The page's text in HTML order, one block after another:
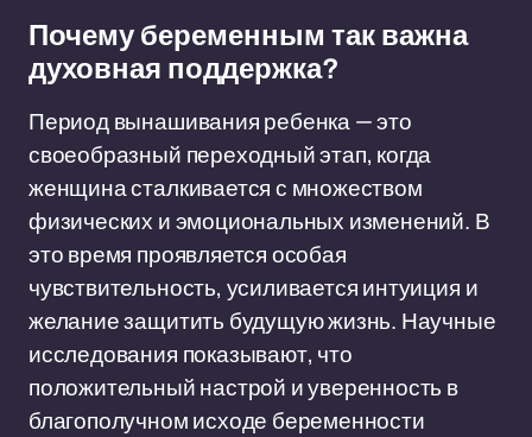
Почему беременным так важна
духовная поддержка?
Период вынашивания ребенка — это
своеобразный переходный этап, когда
женщина сталкивается с множеством
физических и эмоциональных изменений. В
это время проявляется особая
чувствительность, усиливается интуиция и
желание защитить будущую жизнь. Научные
исследования показывают, что
положительный настрой и уверенность в
благополучном исходе беременности